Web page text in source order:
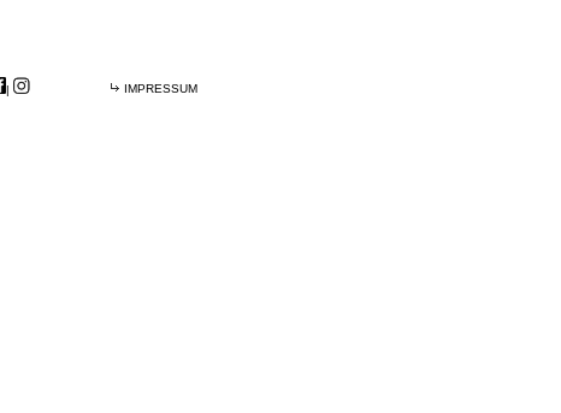
| IMPRESSUM